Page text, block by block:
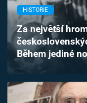
TV Program
Časopis
Sledujte prima+
Přihlášení
HISTORIE
Za největší
Během jediné